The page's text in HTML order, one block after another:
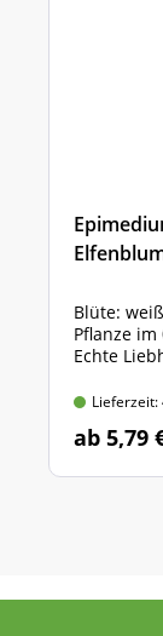
Blüte:
Pflanze
Echte
Lieferzeit:
ab 5,79